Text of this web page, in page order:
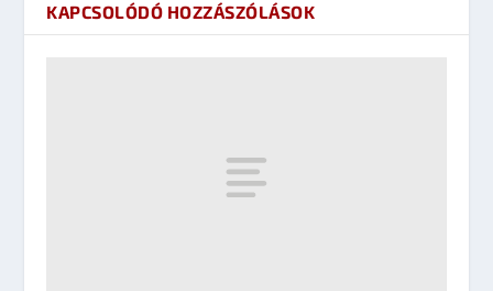
KAPCSOLÓDÓ HOZZÁSZÓLÁSOK